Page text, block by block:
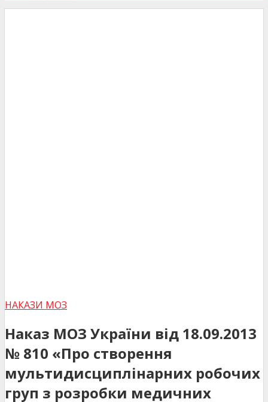
НАКАЗИ МОЗ
Наказ МОЗ України від 18.09.2013
№ 810 «Про створення
мультидисциплінарних робочих
груп з розробки медичних